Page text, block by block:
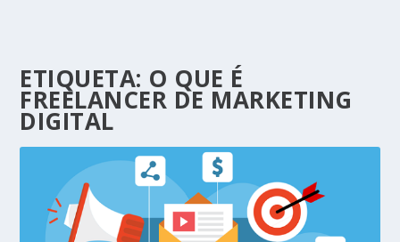
ETIQUETA: O QUE É
FREELANCER DE MARKETING
DIGITAL